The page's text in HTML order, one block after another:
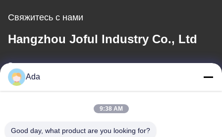
Свяжитесь с нами
Hangzhou Joful Industry Co., Ltd
Электронная почта
Ada
9:38 AM
Good day, what product are you looking for?